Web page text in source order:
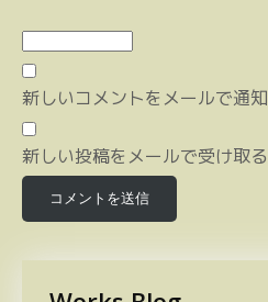
新しいコメントをメールで通知
新しい投稿をメールで受け取る